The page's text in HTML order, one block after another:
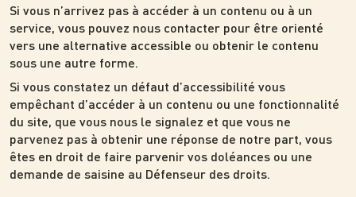
Si vous n’arrivez pas à accéder à un contenu ou à un
service, vous pouvez nous contacter pour être orienté
vers une alternative accessible ou obtenir le contenu
sous une autre forme.
Si vous constatez un défaut d’accessibilité vous
empêchant d’accéder à un contenu ou une fonctionnalité
du site, que vous nous le signalez et que vous ne
parvenez pas à obtenir une réponse de notre part, vous
êtes en droit de faire parvenir vos doléances ou une
demande de saisine au Défenseur des droits.